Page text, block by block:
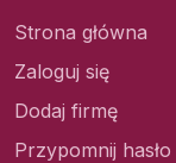
Strona główna
Zaloguj się
Dodaj firmę
Przypomnij hasło